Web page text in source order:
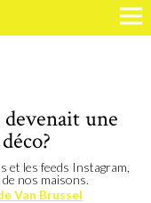
une
et les feeds Instagram,
nos maisons.
Van Brussel